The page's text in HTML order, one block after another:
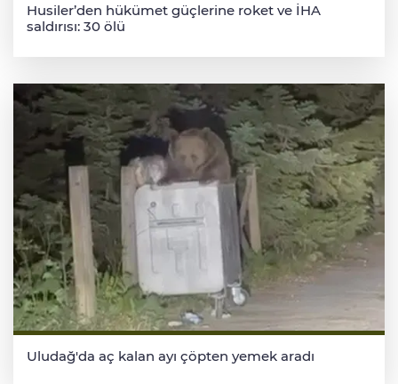
Husiler’den hükümet güçlerine roket ve İHA
saldırısı: 30 ölü
Uludağ'da aç kalan ayı çöpten yemek aradı